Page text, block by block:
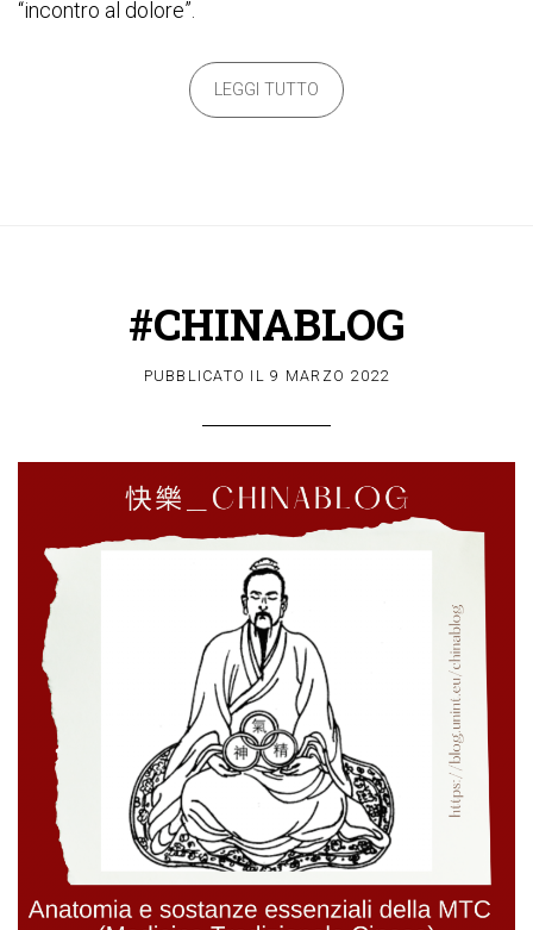
“incontro al dolore”.
LEGGI TUTTO
#CHINABLOG
PUBBLICATO IL9 MARZO 2022